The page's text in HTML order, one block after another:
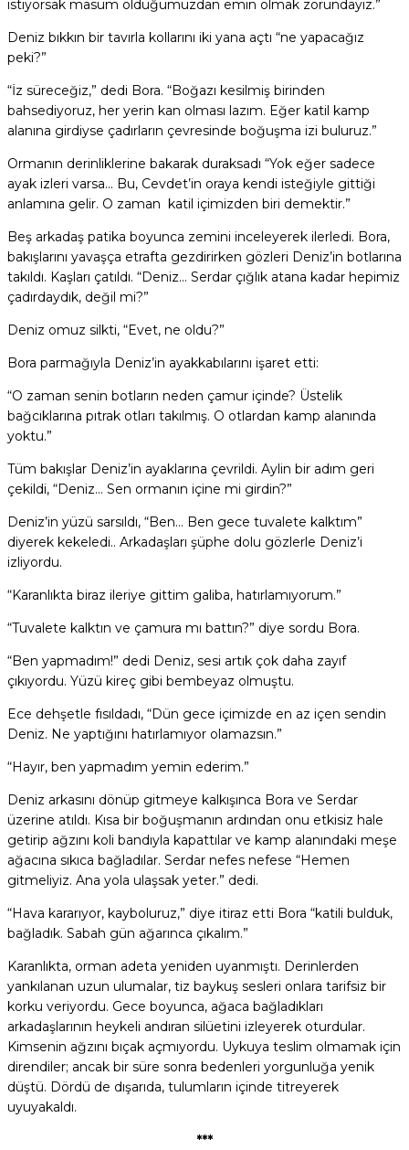
istiyorsak masum olduğumuzdan emin olmak zorundayız.”
Deniz bıkkın bir tavırla kollarını iki yana açtı “ne yapacağız
peki?”
“İz süreceğiz,” dedi Bora. “Boğazı kesilmiş birinden
bahsediyoruz, her yerin kan olması lazım. Eğer katil kamp
alanına girdiyse çadırların çevresinde boğuşma izi buluruz.”
Ormanın derinliklerine bakarak duraksadı “Yok eğer sadece
ayak izleri varsa… Bu, Cevdet’in oraya kendi isteğiyle gittiği
anlamına gelir. O zaman katil içimizden biri demektir.”
Beş arkadaş patika boyunca zemini inceleyerek ilerledi. Bora,
bakışlarını yavaşça etrafta gezdirirken gözleri Deniz’in botlarına
takıldı. Kaşları çatıldı. “Deniz… Serdar çığlık atana kadar hepimiz
çadırdaydık, değil mi?”
Deniz omuz silkti, “Evet, ne oldu?”
Bora parmağıyla Deniz’in ayakkabılarını işaret etti:
“O zaman senin botların neden çamur içinde? Üstelik
bağcıklarına pıtrak otları takılmış. O otlardan kamp alanında
yoktu.”
Tüm bakışlar Deniz’in ayaklarına çevrildi. Aylin bir adım geri
çekildi, “Deniz… Sen ormanın içine mi girdin?”
Deniz’in yüzü sarsıldı, “Ben… Ben gece tuvalete kalktım”
diyerek kekeledi.. Arkadaşları şüphe dolu gözlerle Deniz’i
izliyordu.
“Karanlıkta biraz ileriye gittim galiba, hatırlamıyorum.”
“Tuvalete kalktın ve çamura mı battın?” diye sordu Bora.
“Ben yapmadım!” dedi Deniz, sesi artık çok daha zayıf
çıkıyordu. Yüzü kireç gibi bembeyaz olmuştu.
Ece dehşetle fısıldadı, “Dün gece içimizde en az içen sendin
Deniz. Ne yaptığını hatırlamıyor olamazsın.”
“Hayır, ben yapmadım yemin ederim.”
Deniz arkasını dönüp gitmeye kalkışınca Bora ve Serdar
üzerine atıldı. Kısa bir boğuşmanın ardından onu etkisiz hale
getirip ağzını koli bandıyla kapattılar ve kamp alanındaki meşe
ağacına sıkıca bağladılar. Serdar nefes nefese “Hemen
gitmeliyiz. Ana yola ulaşsak yeter.” dedi.
“Hava kararıyor, kayboluruz,” diye itiraz etti Bora “katili bulduk,
bağladık. Sabah gün ağarınca çıkalım.”
Karanlıkta, orman adeta yeniden uyanmıştı. Derinlerden
yankılanan uzun ulumalar, tiz baykuş sesleri onlara tarifsiz bir
korku veriyordu. Gece boyunca, ağaca bağladıkları
arkadaşlarının heykeli andıran silüetini izleyerek oturdular.
Kimsenin ağzını bıçak açmıyordu. Uykuya teslim olmamak için
direndiler; ancak bir süre sonra bedenleri yorgunluğa yenik
düştü. Dördü de dışarıda, tulumların içinde titreyerek
uyuyakaldı.
***